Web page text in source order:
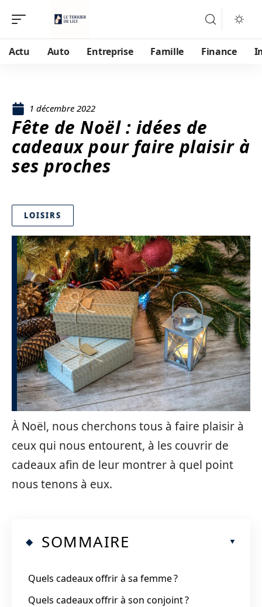
Actu Auto Entreprise Famille Finance
1 décembre 2022
Fête de Noël : idées de
cadeaux pour faire plaisir à
ses proches
LOISIRS
À Noël, nous cherchons tous à faire plaisir à
ceux qui nous entourent, à les couvrir de
cadeaux afin de leur montrer à quel point
nous tenons à eux.
SOMMAIRE
Quels cadeaux offrir à sa femme ?
Quels cadeaux offrir à son conjoint ?